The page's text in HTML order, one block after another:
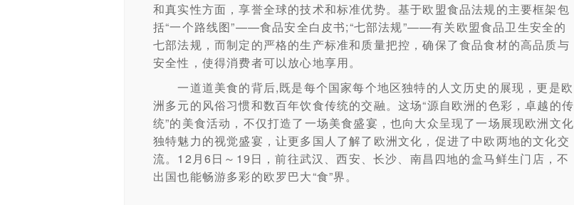
和真实性方面，享誉全球的技术和标准优势。基于欧盟食品法规的主要框架包
括“一个路线图”——食品安全白皮书;“七部法规”——有关欧盟食品卫生安全的
七部法规，而制定的严格的生产标准和质量把控，确保了食品食材的高品质与
安全性，使得消费者可以放心地享用。
一道道美食的背后,既是每个国家每个地区独特的人文历史的展现，更是欧
洲多元的风俗习惯和数百年饮食传统的交融。这场“源自欧洲的色彩，卓越的传
统”的美食活动，不仅打造了一场美食盛宴，也向大众呈现了一场展现欧洲文化
独特魅力的视觉盛宴，让更多国人了解了欧洲文化，促进了中欧两地的文化交
流。12月6日～19日，前往武汉、西安、长沙、南昌四地的盒马鲜生门店，不
出国也能畅游多彩的欧罗巴大“食”界。